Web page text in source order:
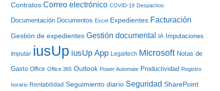
Contratos Correo electrónico COVID-19 Despachos
Documentación Documentos Excel Expedientes Facturación
Gestión de expedientes Gestión documental IA Imputaciones
Imputar iusUp iusUp App Legaltech Microsoft Notas de
Gasto Office Office 365 Outlook Power Automate Productividad Registro
horario Rentabilidad Seguimiento diario Seguridad SharePoint